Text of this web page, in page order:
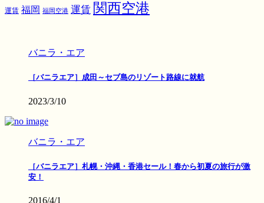
運賃 福岡 福岡空港 運賃 関西空港
バニラ・エア
［バニラエア］成田～セブ島のリゾート路線に就航
2023/3/10
バニラ・エア
［バニラエア］札幌・沖縄・香港セール！春から初夏の旅行が激
安！
2016/4/1